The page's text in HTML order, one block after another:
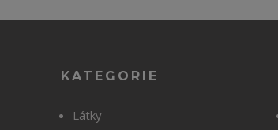
KATEGORIE
Látky